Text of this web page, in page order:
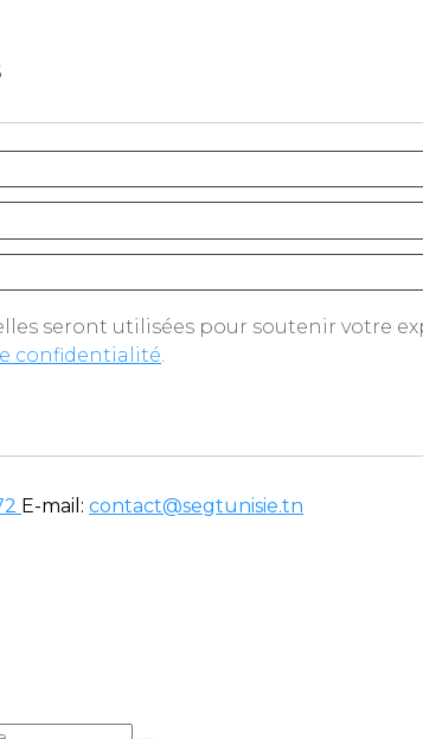
seront utilisées pour soutenir votre
confidentialité.
E-mail: contact@segtunisie.tn